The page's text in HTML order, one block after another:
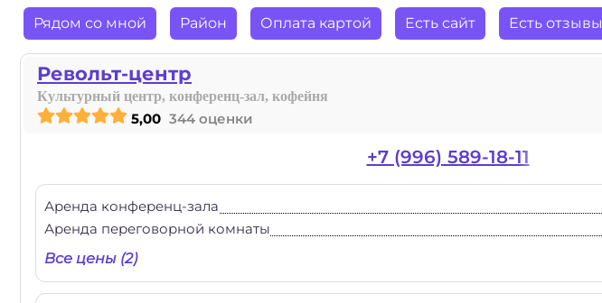
Рядом со мной Район Оплата картой Есть сайт Есть отзывы
Револьт-центр
Культурный центр, конференц-зал, кофейня
5,00 344 оценки
+7 (996) 589-18-11
Аренда конференц-зала
Аренда переговорной комнаты
Все цены (2)